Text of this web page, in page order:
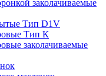
заколачиваемые
Тип D1V
Тип К
заколачиваемые